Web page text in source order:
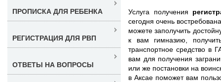
Услуга получения
сегодня очень
можете заполучить
к вам гимназию,
транспортное средство в
вам для получения
или же постановки на
в Аксае поможет вам
ПРОПИСКА ДЛЯ РЕБЕНКА
РЕГИСТРАЦИЯ ДЛЯ РВП
ОТВЕТЫ НА ВОПРОСЫ